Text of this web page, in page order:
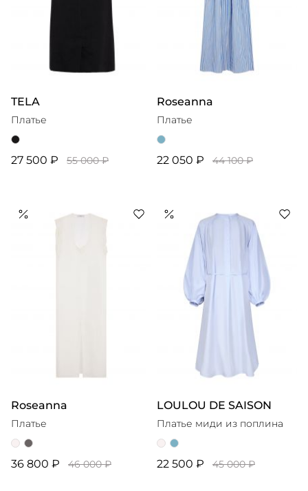
TELA
Платье
27 500 ₽ 55 000 ₽
Roseanna
Платье
22 050 ₽ 44 100 ₽
Roseanna
Платье
36 800 ₽ 46 000 ₽
LOULOU DE SAISON
Платье миди из поплина
22 500 ₽ 45 000 ₽